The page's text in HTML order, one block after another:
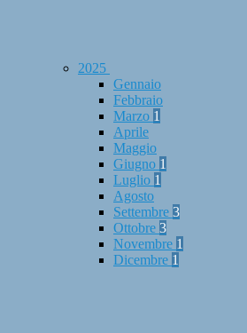
2025
Gennaio
Febbraio
Marzo 1
Aprile
Maggio
Giugno 1
Luglio 1
Agosto
Settembre 3
Ottobre 3
Novembre 1
Dicembre 1